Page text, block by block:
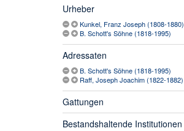
Urheber
Kunkel, Franz Joseph (1808-1880)
B. Schott's Söhne (1818-1995)
Adressaten
B. Schott's Söhne (1818-1995)
Raff, Joseph Joachim (1822-1882)
Gattungen
Bestandshaltende Institutionen